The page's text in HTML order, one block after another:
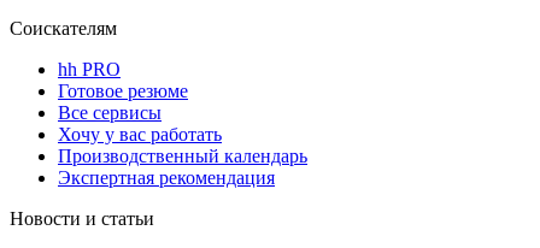
Соискателям
hh PRO
Готовое резюме
Все сервисы
Хочу у вас работать
Производственный календарь
Экспертная рекомендация
Новости и статьи